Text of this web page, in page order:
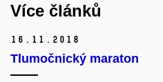
Více článků
16. 11. 2018
Tlumočnický maraton